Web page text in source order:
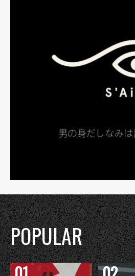
POPULAR